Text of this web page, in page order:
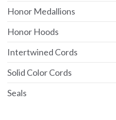
Honor Medallions
Honor Hoods
Intertwined Cords
Solid Color Cords
Seals